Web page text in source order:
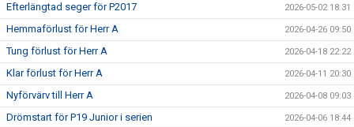
Efterlängtad seger för P2017 2026-05-02 18:31
Hemmaförlust för Herr A 2026-04-26 09:50
Tung förlust för Herr A 2026-04-18 22:22
Klar förlust för Herr A 2026-04-11 20:30
Nyförvärv till Herr A 2026-04-08 09:03
Drömstart för P19 Junior i serien 2026-04-06 18:44